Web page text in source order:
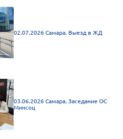
02.07.2026 Самара. Выезд в ЖД
03.06.2026 Самара. Заседание ОС
Минсоц